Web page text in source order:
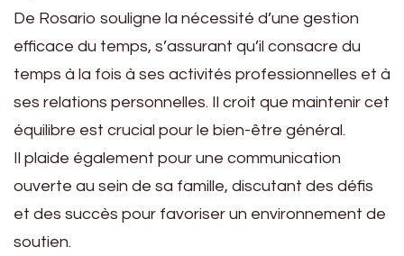
De Rosario souligne la nécessité d’une gestion
efficace du temps, s’assurant qu’il consacre du
temps à la fois à ses activités professionnelles et à
ses relations personnelles. Il croit que maintenir cet
équilibre est crucial pour le bien-être général.
Il plaide également pour une communication
ouverte au sein de sa famille, discutant des défis
et des succès pour favoriser un environnement de
soutien.